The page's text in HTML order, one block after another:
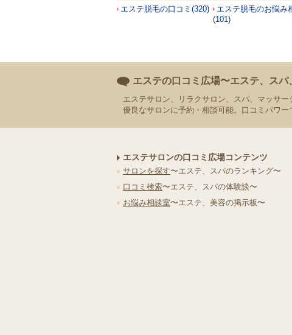
エステ脱毛の口コミ(320)
エステ脱毛のお悩み
(101)
エステの口コミ広場〜エステ、ス
エステサロン、リラクサロン、スパ、マッサ
優良なサロンに予約・相談可能。口コミパワ
エステサロンの口コミ広場コンテンツ
サロンを探す〜エステ、スパのランキング〜
口コミ検索〜エステ、スパの体験談〜
お悩み相談室〜エステ、美容の掲示板〜